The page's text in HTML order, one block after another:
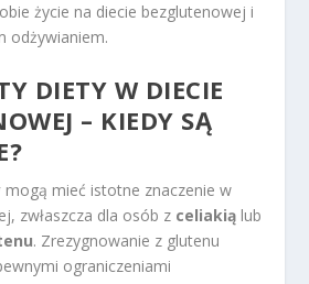
życie na diecie bezglutenowej i
odżywianiem.
DIETY W DIECIE
– KIEDY SĄ
mogą mieć istotne znaczenie w
zwłaszcza dla osób z celiakią lub
. Zrezygnowanie z glutenu
ograniczeniami